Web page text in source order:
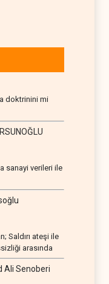
doktrinini mi
sanayi verileri ile
Saldırı ateşi ile
arasında
Ali Senoberi